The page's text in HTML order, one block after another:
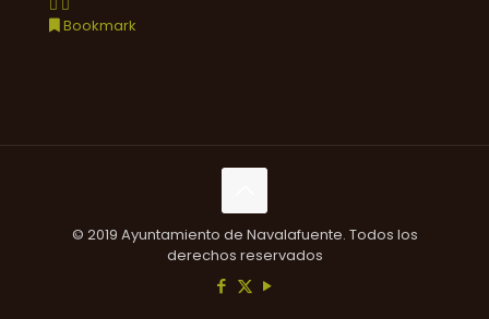
Bookmark
© 2019 Ayuntamiento de Navalafuente. Todos los
derechos reservados